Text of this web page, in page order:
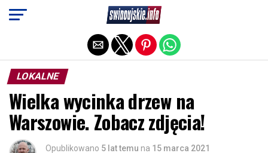
LOKALNE
Wielka wycinka drzew na
Warszowie. Zobacz zdjęcia!
Opublikowano 5 lat temu na 15 marca 2021
Exit mobile version